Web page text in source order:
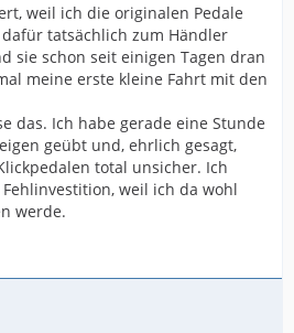
weil ich die originalen Pedale
tatsächlich zum Händler
sie schon seit einigen Tagen dran
meine erste kleine Fahrt mit den
das. Ich habe gerade eine Stunde
geübt und, ehrlich gesagt,
total unsicher. Ich
weil ich da wohl
werde.